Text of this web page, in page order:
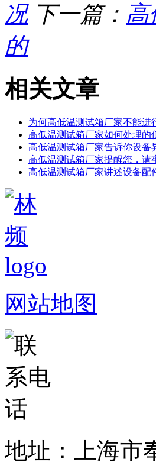
况 下一篇：
的
相关文章
为何高低温测试箱厂家不能进
高低温测试箱厂家如何处理的
高低温测试箱厂家告诉你设备
高低温测试箱厂家提醒您，请
高低温测试箱厂家讲述设备配
网站地图
地址：上海市